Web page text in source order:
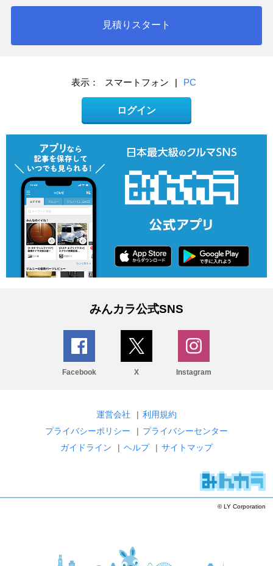
見積りスタート
表示： スマートフォン | PC
ログイン
みんカラ公式SNS
Facebook X Instagram
運営会社 | 利用規約
プライバシーポリシー
| プライバシーセンター
ガイドライン
| ヘルプ | サイトマップ
© LY Corporation